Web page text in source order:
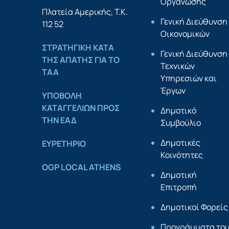
Πλατεία Αμερικής, Τ.Κ.
112 52
ΣΤΡΑΤΗΓΙΚΗ ΚΑΤΑ
ΤΗΣ ΑΠΑΤΗΣ ΓΙΑ ΤΟ
ΤΑΑ
YΠΟΒΟΛΗ
ΚΑΤΑΓΓΕΛΙΩΝ ΠΡΟΣ
ΤΗΝ ΕΑΔ
ΕΥΡΕΤΗΡΙΟ
OGP LOCAL ATHENS
Γενική Διεύθυνση
Οικονομικών
Γενική Διεύθυνση
Τεχνικών
Υπηρεσιών και
Έργων
Δημοτικό
Συμβούλιο
Δημοτικές
Κοινότητες
Δημοτική
Επιτροπή
Δημοτικοί Φορείς